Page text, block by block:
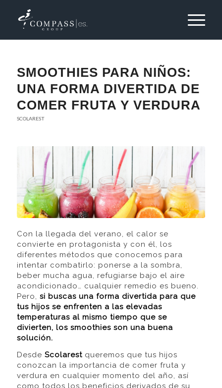
SMOOTHIES PARA NIÑOS:
UNA FORMA DIVERTIDA DE
COMER FRUTA Y VERDURA
SCOLAREST
Con la llegada del verano, el calor se
convierte en protagonista y con él, los
diferentes métodos que conocemos para
intentar combatirlo: ponerse a la sombra,
beber mucha agua, refugiarse bajo el aire
acondicionado… cualquier remedio es bueno.
Pero, si buscas una forma divertida para que
tus hijos se enfrenten a las elevadas
temperaturas al mismo tiempo que se
divierten, los smoothies son una buena
solución.
Desde Scolarestqueremos que tus hijos
conozcan la importancia de comer fruta y
verdura en cualquier momento del año, así
como todos los beneficios derivados de su